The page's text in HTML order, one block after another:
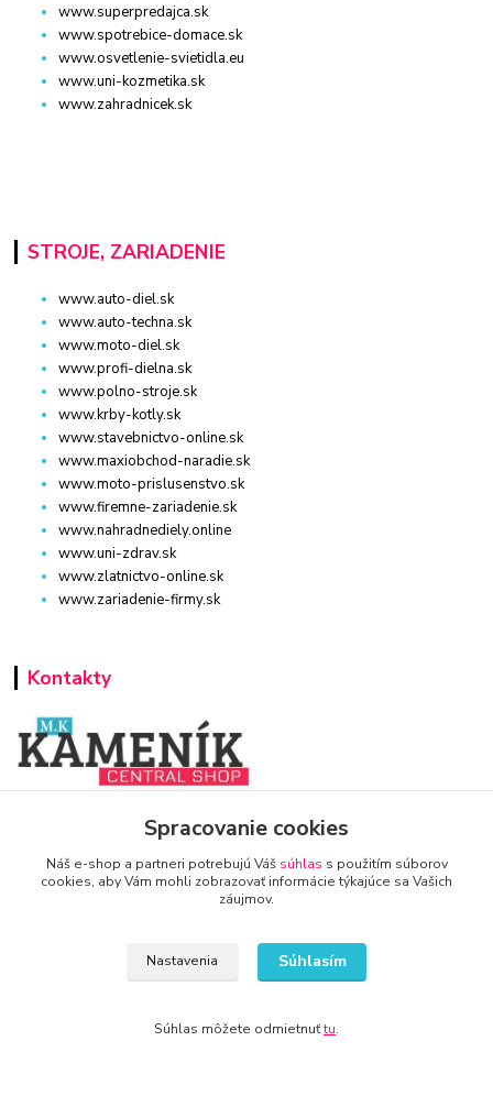
www.superpredajca.sk
www.spotrebice-domace.sk
www.osvetlenie-svietidla.eu
www.uni-kozmetika.sk
www.zahradnicek.sk
STROJE, ZARIADENIE
www.auto-diel.sk
www.auto-techna.sk
www.moto-diel.sk
www.profi-dielna.sk
www.polno-stroje.sk
www.krby-kotly.sk
www.stavebnictvo-online.sk
www.maxiobchod-naradie.sk
www.moto-prislusenstvo.sk
www.firemne-zariadenie.sk
www.nahradnediely.online
www.uni-zdrav.sk
www.zlatnictvo-online.sk
www.zariadenie-firmy.sk
Kontakty
www.zariadenie-firmy.sk
+421 940 949 000
Spracovanie cookies
Náš e-shop a partneri potrebujú Váš súhlas s použitím súborov
cookies, aby Vám mohli zobrazovať informácie týkajúce sa Vašich
záujmov.
Nastavenia Súhlasím
Súhlas môžete odmietnuťtu.